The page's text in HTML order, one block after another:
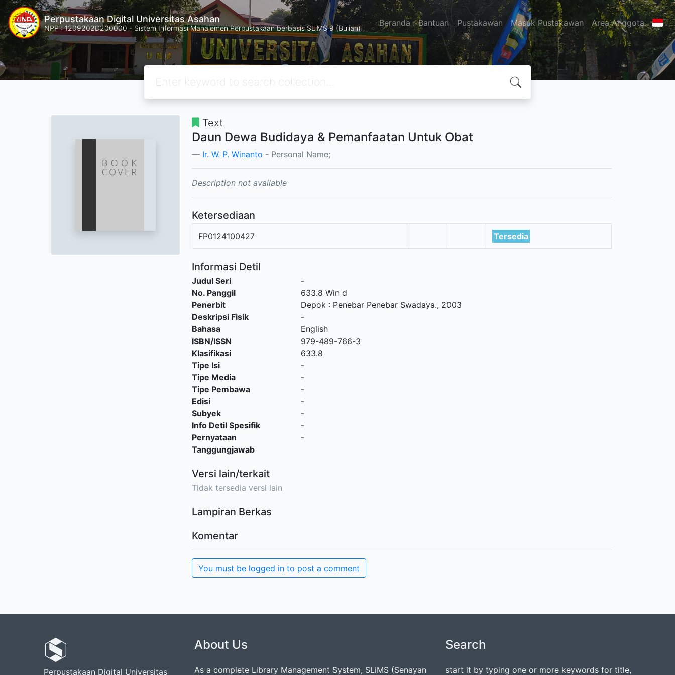
Perpustakaan Digital Universitas Asahan
NPP : 1209202D200000 - Sistem Informasi Manajemen Perpustakaan berbasis SLiMS 9 (Bulian) Beranda Bantuan Pustakawan Masuk Pustakawan Area Anggota
Text
Daun Dewa Budidaya & Pemanfaatan Untuk Obat
Ir. W. P. Winanto - Personal Name;
Description not available
Ketersediaan
FP0124100427 Tersedia
Informasi Detil
Judul Seri
-
No. Panggil
633.8 Win d
Penerbit
Depok: Penebar Penebar Swadaya., 2003
Deskripsi Fisik
-
Bahasa
English
ISBN/ISSN
979-489-766-3
Klasifikasi
633.8
Tipe Isi
-
Tipe Media
-
Tipe Pembawa
-
Edisi
-
Subyek
-
Info Detil Spesifik
-
Pernyataan
Tanggungjawab
-
Versi lain/terkait
Tidak tersedia versi lain
Lampiran Berkas
Komentar
You must be logged in to post a comment
Perpustakaan Digital Universitas
About Us
As a complete Library Management System, SLiMS (Senayan
Search
start it by typing one or more keywords for title,